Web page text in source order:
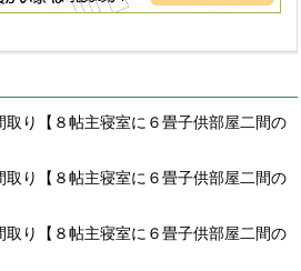
り【８帖主寝室に６畳子供部屋二間の
り【８帖主寝室に６畳子供部屋二間の
り【８帖主寝室に６畳子供部屋二間の